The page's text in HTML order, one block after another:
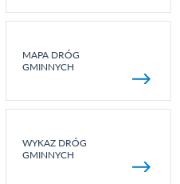
MAPA DRÓG
GMINNYCH
WYKAZ DRÓG
GMINNYCH